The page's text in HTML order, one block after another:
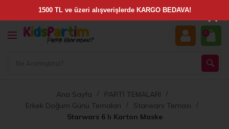
0
Ana Sayfa
PARTİ TEMALARI
Erkek Doğum Günü Temaları
Starwars Teması
Starwars 6 lı Karton Maske
×